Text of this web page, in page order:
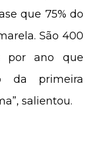
que 75% do
São 400
por ano que
da primeira
salientou.